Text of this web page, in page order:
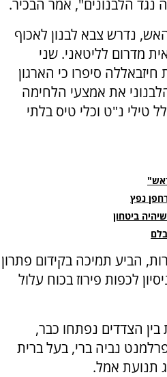
הלבנונים", אמר הבכיר.
נדרש צבא לבנון לאכוף
מדרום לליטאני. שני
סיפרו כי הארגון
את אמצעי הלחימה
טילי נ"ט וכלי טיס בלתי
נפץ
ביטחון
הביע תמיכה בקידום פתרון
לכפות פירוז בכוח עלול
בין הצדדים נפתחו כבר,
נביה ברי, בעל ברית
תנועת אמל.